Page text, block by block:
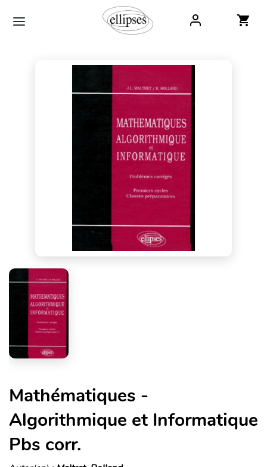
Mathématiques -
Algorithmique et Informatique
Pbs corr.